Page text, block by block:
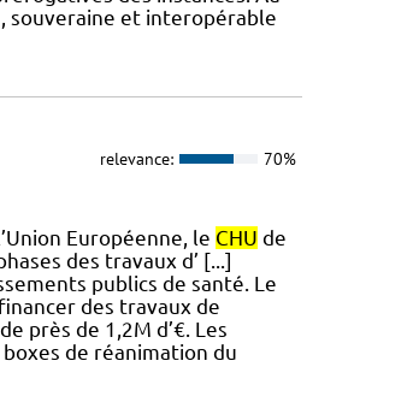
souveraine et interopérable
relevance: 70%
Européenne, le CHU de
des travaux d’ [...]
publics de santé. Le
des travaux de
près de 1,2M d’€. Les
de réanimation du